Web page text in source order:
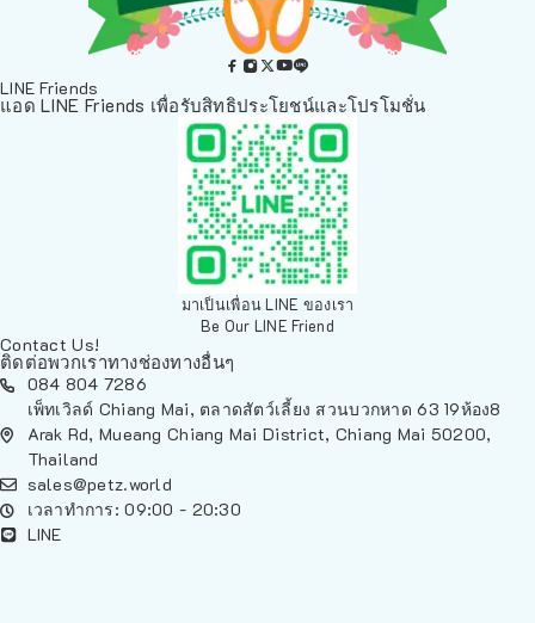
LINE Friends
แอด LINE Friends เพื่อรับสิทธิประโยชน์และโปรโมชั่น
มาเป็นเพื่อน LINE ของเรา
Be Our LINE Friend
Contact Us!
ติดต่อพวกเราทางช่องทางอื่นๆ
084 804 7286
เพ็ทเวิลด์ Chiang Mai, ตลาดสัตว์เลี้ยง สวนบวกหาด 63 19ห้อง8
Arak Rd, Mueang Chiang Mai District, Chiang Mai 50200,
Thailand
sales@petz.world
เวลาทำการ: 09:00 - 20:30
LINE